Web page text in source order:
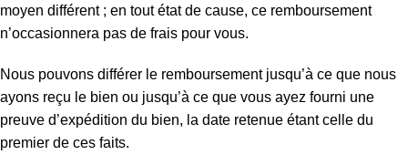
moyen différent ; en tout état de cause, ce remboursement
n’occasionnera pas de frais pour vous.
Nous pouvons différer le remboursement jusqu’à ce que nous
ayons reçu le bien ou jusqu’à ce que vous ayez fourni une
preuve d’expédition du bien, la date retenue étant celle du
premier de ces faits.